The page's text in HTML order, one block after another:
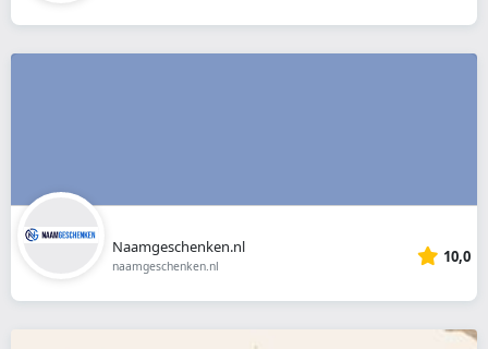
Naamgeschenken.nl
naamgeschenken.nl 10,0